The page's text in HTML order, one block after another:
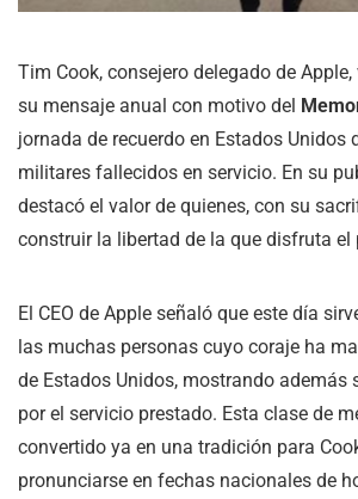
Tim Cook, consejero delegado de
su mensaje anual con motivo del
jornada de recuerdo en Estados Unidos
militares fallecidos en servicio. En su
destacó el valor de quienes, con su
construir la libertad de la que disfruta el
El CEO de Apple señaló que este día
las muchas personas cuyo coraje ha
de Estados Unidos, mostrando además
por el servicio prestado. Esta clase de
convertido ya en una tradición para
pronunciarse en fechas nacionales de